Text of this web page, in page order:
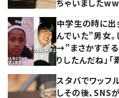
ちゃいましたww
中学生の時に
んでいた”男女
→”まさかすぎ
りしたんだね」「
スタバでワッフ
しその後、SNS